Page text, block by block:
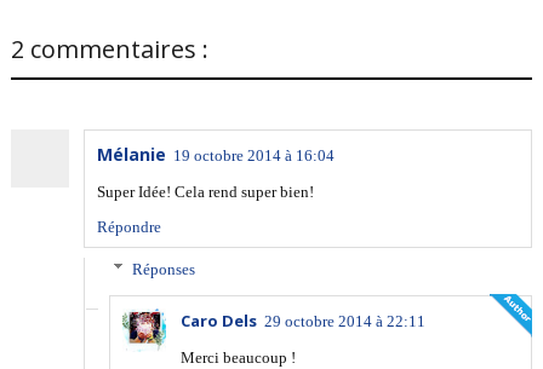
2 commentaires :
Mélanie 19 octobre 2014 à 16:04
Super Idée! Cela rend super bien!
Répondre
Réponses
Caro Dels 29 octobre 2014 à 22:11
Merci beaucoup !